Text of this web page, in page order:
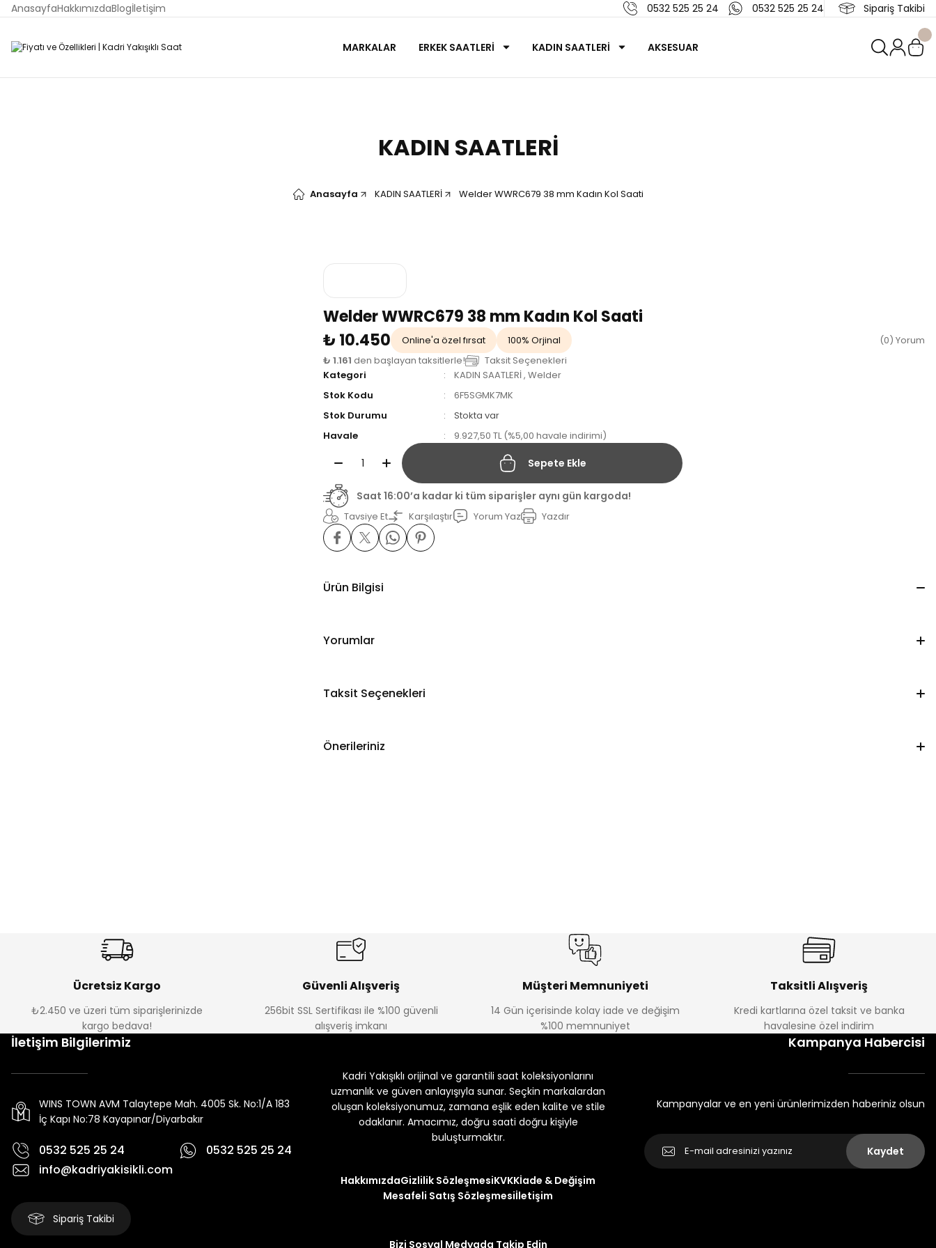
AnasayfaHakkımızdaBlogİletişim 0532 525 25 24 0532 525 25 24 Sipariş Takibi
MARKALAR ERKEK SAATLERİ KADIN SAATLERİ AKSESUAR
KADIN SAATLERİ
Anasayfa KADIN SAATLERİ Welder WWRC679 38 mm Kadın Kol Saati
Welder WWRC679 38 mm Kadın Kol Saati
₺ 10.450
Online'a özel fırsat 100% Orjinal
(0) Yorum
₺ 1.161 den başlayan taksitlerle!
Taksit Seçenekleri
Kategori
KADIN SAATLERİ, Welder
Stok Kodu
6F5SGMK7MK
Stok Durumu
Stokta var
Havale
9.927,50 TL (%5,00 havale indirimi)
Sepete Ekle
Saat 16:00’a kadar ki tüm siparişler aynı gün kargoda!
Tavsiye Et Karşılaştır Yorum Yaz Yazdır
Ürün Bilgisi
Yorumlar
Taksit Seçenekleri
Önerileriniz
Ücretsiz Kargo
₺2.450 ve üzeri tüm siparişlerinizde
kargo bedava!
Güvenli Alışveriş
256bit SSL Sertifikası ile %100 güvenli
alışveriş imkanı
Müşteri Memnuniyeti
14 Gün içerisinde kolay iade ve değişim
%100 memnuniyet
Taksitli Alışveriş
Kredi kartlarına özel taksit ve banka
havalesine özel indirim
İletişim Bilgilerimiz
WINS TOWN AVM Talaytepe Mah. 4005 Sk. No:1/A 183
İç Kapı No:78 Kayapınar/Diyarbakır
0532 525 25 24
0532 525 25 24
info@kadriyakisikli.com
Sipariş Takibi
Kadri Yakışıklı orijinal ve garantili saat koleksiyonlarını
uzmanlık ve güven anlayışıyla sunar. Seçkin markalardan
oluşan koleksiyonumuz, zamana eşlik eden kalite ve stile
odaklanır. Amacımız, doğru saati doğru kişiyle
buluşturmaktır.
HakkımızdaGizlilik SözleşmesiKVKKİade & Değişim
Mesafeli Satış Sözleşmesiİletişim
Bizi Sosyal Medyada Takip Edin
Kampanya Habercisi
Kampanyalar ve en yeni ürünlerimizden haberiniz olsun
Kaydet